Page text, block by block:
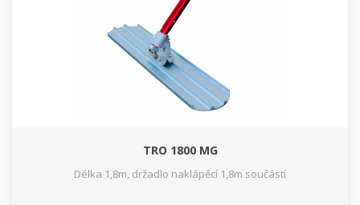
TRO 1800 MG
Délka 1,8m, držadlo naklápěcí 1,8m součástí